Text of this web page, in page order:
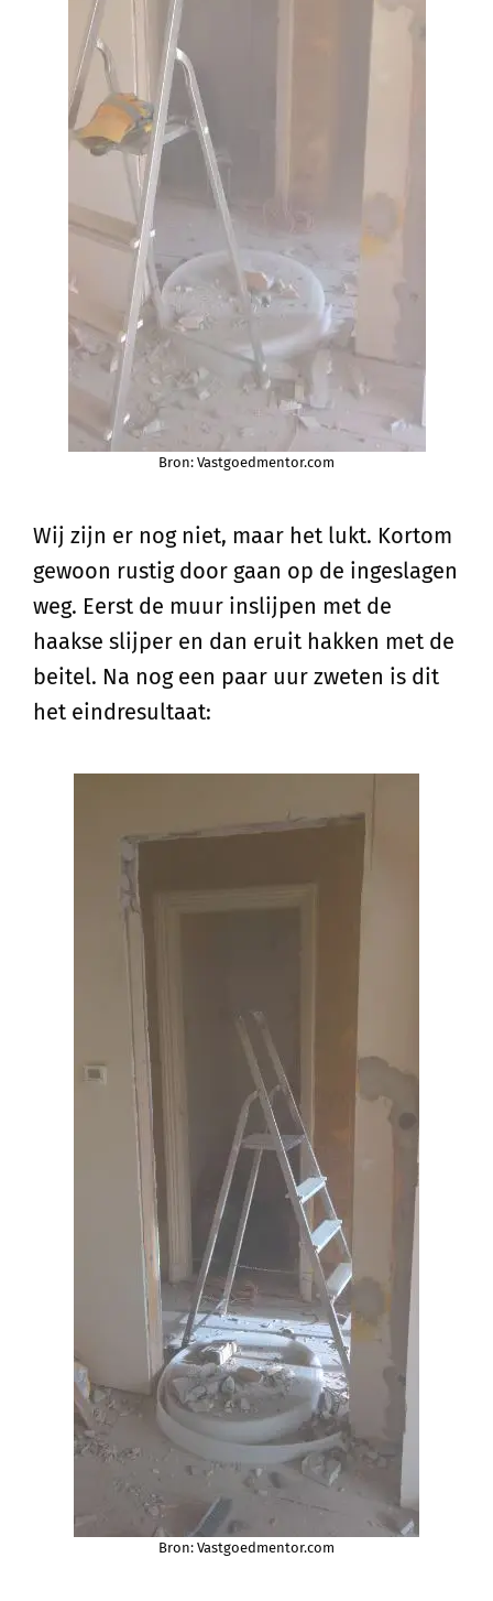
Bron: Vastgoedmentor.com
Wij zijn er nog niet, maar het lukt. Kortom
gewoon rustig door gaan op de ingeslagen
weg. Eerst de muur inslijpen met de
haakse slijper en dan eruit hakken met de
beitel. Na nog een paar uur zweten is dit
het eindresultaat:
Bron: Vastgoedmentor.com